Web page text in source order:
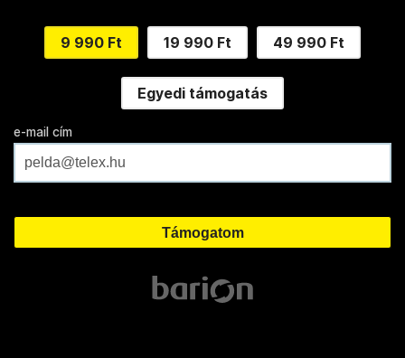
9 990 Ft 19 990 Ft 49 990 Ft
Egyedi támogatás
e-mail cím